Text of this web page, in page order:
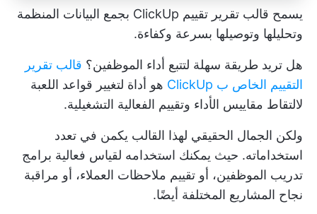
يسمح قالب تقرير تقييم ClickUp بجمع البيانات المنظمة
وتحليلها وتوصيلها بسرعة وكفاءة.
هل تريد طريقة سهلة لتتبع أداء الموظفين؟ قالب تقرير
التقييم الخاص ب ClickUp
هو أداة لتغيير قواعد اللعبة
لالتقاط مقاييس الأداء وتقييم الفعالية التشغيلية.
ولكن الجمال الحقيقي لهذا القالب يكمن في تعدد
استخداماته. حيث يمكنك استخدامه لقياس فعالية برامج
تدريب الموظفين، أو تقييم ملاحظات العملاء، أو مراقبة
نجاح المشاريع المختلفة أيضًا.